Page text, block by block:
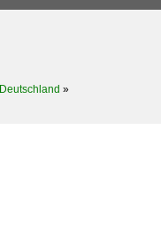
Deutschland »